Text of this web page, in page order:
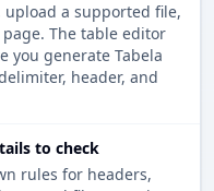
upload a supported file,
The table editor
you generate Tabela
header, and
to check
rules for headers,